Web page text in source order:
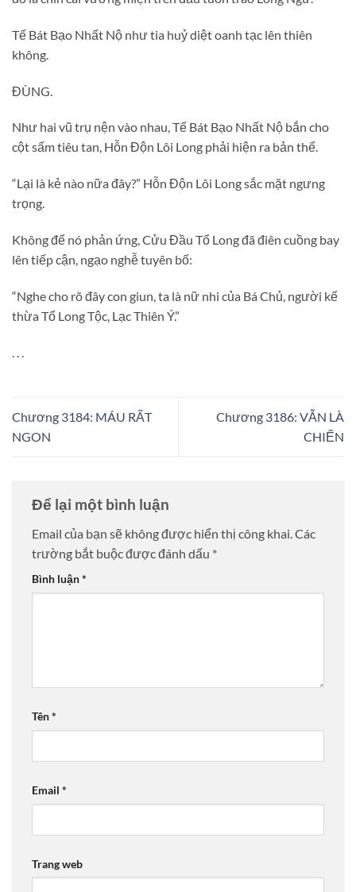
Tế Bát Bạo Nhất Nộ như tia huỷ diệt oanh tạc lên thiên
không.
ĐÙNG.
Như hai vũ trụ nện vào nhau, Tế Bát Bạo Nhất Nộ bắn cho
cột sấm tiêu tan, Hỗn Độn Lôi Long phải hiện ra bản thể.
“Lại là kẻ nào nữa đây?” Hỗn Độn Lôi Long sắc mặt ngưng
trọng.
Không để nó phản ứng, Cửu Đầu Tổ Long đã điên cuồng bay
lên tiếp cận, ngạo nghễ tuyên bố:
“Nghe cho rõ đây con giun, ta là nữ nhi của Bá Chủ, người kế
thừa Tổ Long Tộc, Lạc Thiên Ý.”
Chương 3184: MÁU RẤT
NGON
Chương 3186: VẪN LÀ
CHIẾN
Để lại một bình luận
Email của bạn sẽ không được hiển thị công khai.Các
trường bắt buộc được đánh dấu *
Bình luận*
Tên*
Email *
Trang web